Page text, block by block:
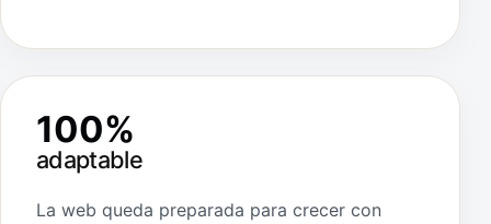
100%
adaptable
La web queda preparada para crecer con